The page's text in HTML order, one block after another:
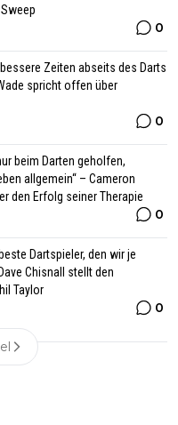
0
Zeiten abseits des Darts
spricht offen über
0
beim Darten geholfen,
allgemein“ – Cameron
den Erfolg seiner Therapie
0
Dartspieler, den wir je
Chisnall stellt den
Taylor
0